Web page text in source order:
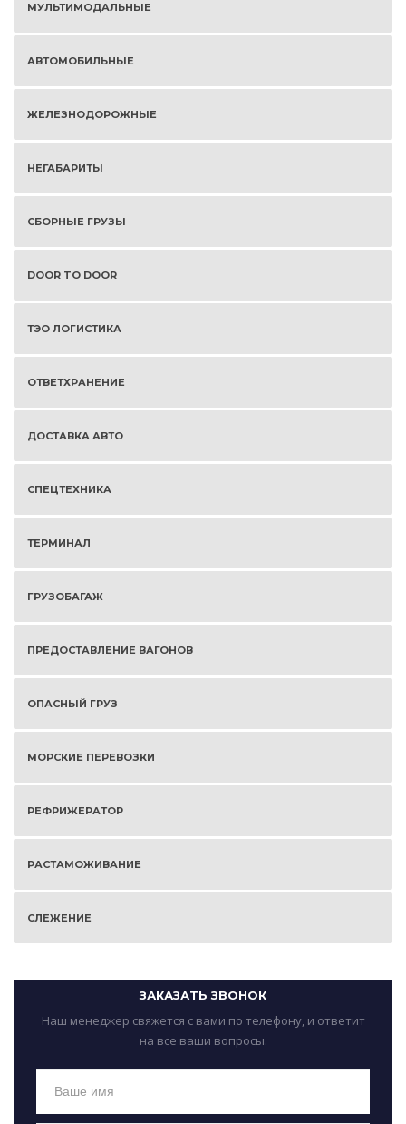
МУЛЬТИМОДАЛЬНЫЕ
АВТОМОБИЛЬНЫЕ
ЖЕЛЕЗНОДОРОЖНЫЕ
НЕГАБАРИТЫ
СБОРНЫЕ ГРУЗЫ
DOOR TO DOOR
ТЭО ЛОГИСТИКА
ОТВЕТХРАНЕНИЕ
ДОСТАВКА АВТО
СПЕЦТЕХНИКА
ТЕРМИНАЛ
ГРУЗОБАГАЖ
ПРЕДОСТАВЛЕНИЕ ВАГОНОВ
ОПАСНЫЙ ГРУЗ
МОРСКИЕ ПЕРЕВОЗКИ
РЕФРИЖЕРАТОР
РАСТАМОЖИВАНИЕ
СЛЕЖЕНИЕ
ЗАКАЗАТЬ ЗВОНОК
Наш менеджер свяжется с вами по телефону, и ответит
на все ваши вопросы.